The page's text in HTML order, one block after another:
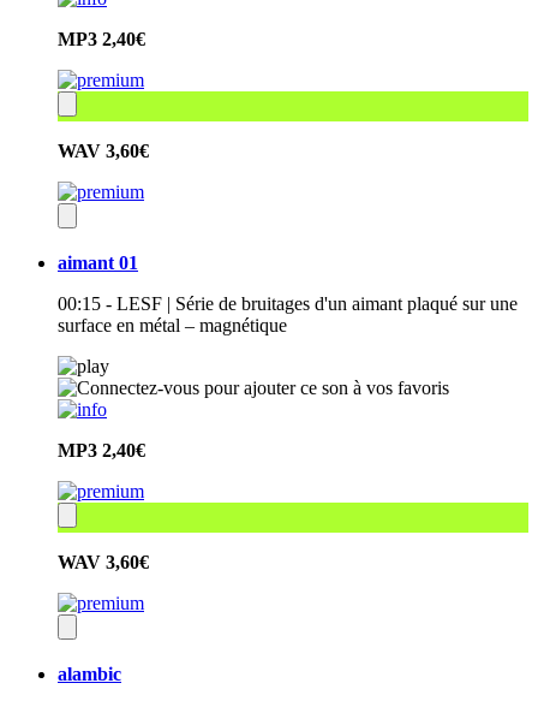
MP3 2,40€
WAV 3,60€
aimant 01
00:15 - LESF | Série de bruitages d'un aimant plaqué sur une
surface en métal – magnétique
MP3 2,40€
WAV 3,60€
alambic